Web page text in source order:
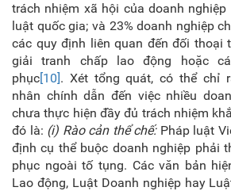
trách nhiệm xã hội của doanh
luật quốc gia; và 23% doanh nghiệp
các quy định liên quan đến đối thoại
giải tranh chấp lao động hoặc
phục[10]. Xét tổng quát, có thể chỉ
nhân chính dẫn đến việc nhiều
chưa thực hiện đầy đủ trách nhiệm
đó là: (i) Rào cản thể chế:Pháp luật
định cụ thể buộc doanh nghiệp phải
phục ngoài tố tụng. Các văn bản
Lao động, Luật Doanh nghiệp hay